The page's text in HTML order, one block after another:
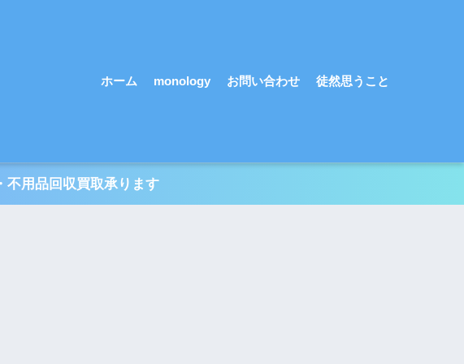
ホーム monology お問い合わせ 徒然思うこと
不用品回収買取承ります